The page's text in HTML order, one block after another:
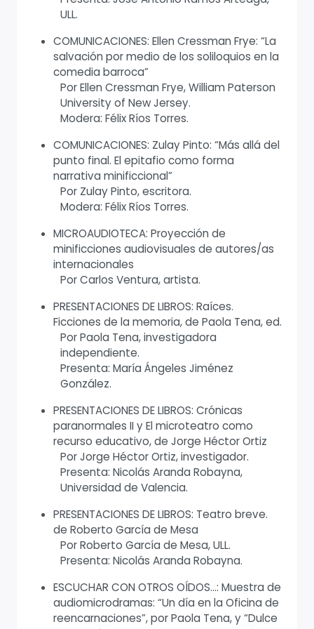
ULL.
COMUNICACIONES: Ellen Cressman Frye: “La
salvación por medio de los soliloquios en la
comedia barroca”
Por Ellen Cressman Frye, William Paterson
University of New Jersey.
Modera: Félix Ríos Torres.
COMUNICACIONES: Zulay Pinto: “Más allá del
punto final. El epitafio como forma
narrativa minificcional”
Por Zulay Pinto, escritora.
Modera: Félix Ríos Torres.
MICROAUDIOTECA: Proyección de
minificciones audiovisuales de autores/as
internacionales
Por Carlos Ventura, artista.
PRESENTACIONES DE LIBROS: Raíces.
Ficciones de la memoria, de Paola Tena, ed.
Por Paola Tena, investigadora
independiente.
Presenta: María Ángeles Jiménez
González.
PRESENTACIONES DE LIBROS: Crónicas
paranormales II y El microteatro como
recurso educativo, de Jorge Héctor Ortiz
Por Jorge Héctor Ortiz, investigador.
Presenta: Nicolás Aranda Robayna,
Universidad de Valencia.
PRESENTACIONES DE LIBROS: Teatro breve.
de Roberto García de Mesa
Por Roberto García de Mesa, ULL.
Presenta: Nicolás Aranda Robayna.
ESCUCHAR CON OTROS OÍDOS…: Muestra de
audiomicrodramas: “Un día en la Oficina de
reencarnaciones”, por Paola Tena, y “Dulce